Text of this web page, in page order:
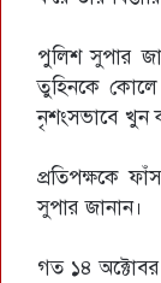
পুলিশ সুপার
তুহিনকে
নৃশংসভাবে খুন
প্রতিপক্ষকে
সুপার জানান।
গত ১৪ অক্টোবর